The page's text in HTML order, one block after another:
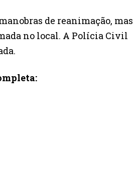
de reanimação, mas
no local. A Polícia Civil